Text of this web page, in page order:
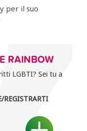
per il suo
RAINBOW
LGBTI? Sei tu a
REGISTRARTI